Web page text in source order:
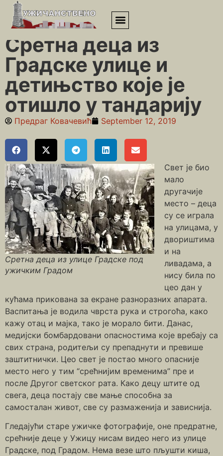
Почетна»Приповедања»Сретна деца из Градске улице и
детињство које је отишло у тандарију
Сретна деца из
Градске улице и
детињство које је
отишло у тандарију
Предраг Ковачевић September 12, 2019
Сретна деца из улице Градске под
ужичким Градом
Свет је био
мало
другачије
место – деца
су се играла
на улицама, у
двориштима
и на
ливадама, а
нису била по
цео дан у
кућама прикована за екране разноразних апарата.
Васпитања је водила чврста рука и строгоћа, како
кажу отац и мајка, тако је морало бити. Данас,
медијски бомбардовани опасностима које вребају са
свих страна, родитељи су препаднути и превише
заштитнички. Цео свет је постао много опасније
место него у тим “срећнијим временима” пре и
после Другог светског рата. Како децу штите од
свега, деца постају све мање способна за
самосталан живот, све су размаженија и зависнија.
Гледајући старе ужичке фотографије, оне предратне,
срећније деце у Ужицу нисам видео него из улице
Градске, под Градом. Нема везе што пљушти киша,